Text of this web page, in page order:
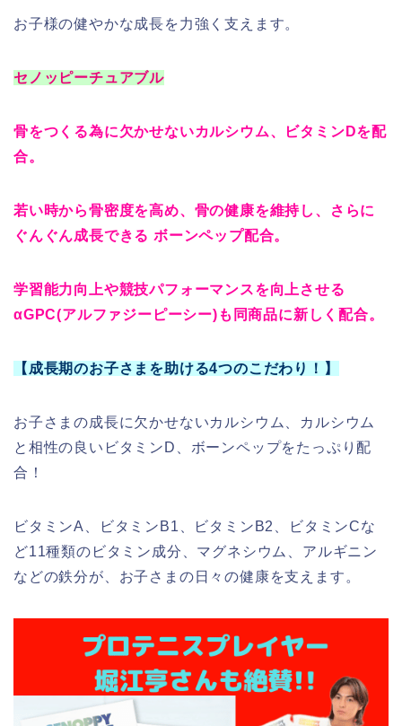
お子様の健やかな成長を力強く支えます。
セノッピーチュアブル
骨をつくる為に欠かせないカルシウム、ビタミンDを配
合。
若い時から骨密度を高め、骨の健康を維持し、さらに
ぐんぐん成長できる ボーンペップ配合。
学習能力向上や競技パフォーマンスを向上させる
αGPC(アルファジーピーシー)も同商品に新しく配合。
【成長期のお子さまを助ける4つのこだわり！】
お子さまの成長に欠かせないカルシウム、カルシウム
と相性の良いビタミンD、ボーンペップをたっぷり配
合！
ビタミンA、ビタミンB1、ビタミンB2、ビタミンCな
ど11種類のビタミン成分、マグネシウム、アルギニン
などの鉄分が、お子さまの日々の健康を支えます。